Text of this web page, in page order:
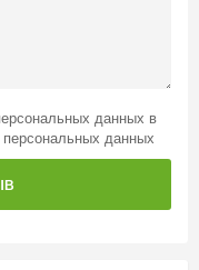
данных в
персональных данных